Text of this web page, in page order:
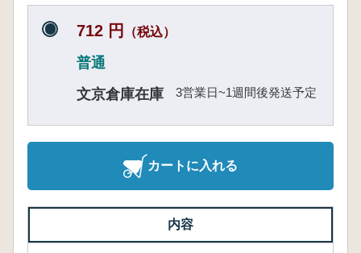
712 円 （税込）
普通
文京倉庫在庫
3営業日~1週間後発送予定
カートに入れる
内容